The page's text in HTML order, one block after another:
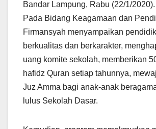
Bandar Lampung, Rabu (22/1/2020).
Pada Bidang Keagamaan dan
Firmansyah menyampaikan
berkualitas dan berkarakter,
uang komite sekolah, memberikan
hafidz Quran setiap tahunnya,
Juz Amma bagi anak-anak
lulus Sekolah Dasar.